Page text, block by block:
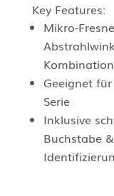
Key Features:
Mikro-
Geeignet
Serie
Inklusive
Buchstabe